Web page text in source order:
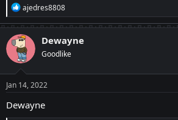
R
e
a
c
t
i
o
n
s
:
ajedres8808
Dewayne
Goodlike
Jan 14, 2022
Dewayne